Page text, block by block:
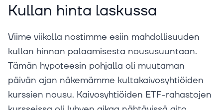
Kullan hinta laskussa
Viime viikolla nostimme esiin mahdollisuuden
kullan hinnan palaamisesta noususuuntaan.
Tämän hypoteesin pohjalla oli muutaman
päivän ajan näkemämme kultakaivosyhtiöiden
kurssien nousu. Kaivosyhtiöiden ETF-rahastojen